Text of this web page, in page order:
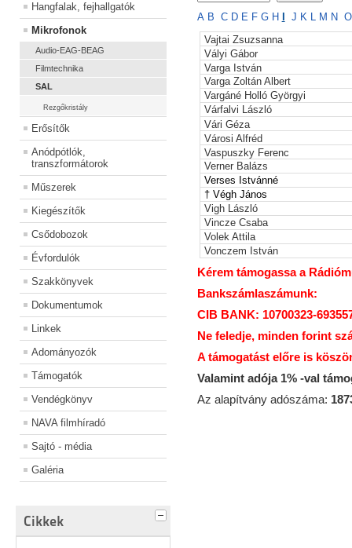
Hangfalak, fejhallgatók
Mikrofonok
Audio-EAG-BEAG
Filmtechnika
SAL
Rezgőkristály
Erősítők
Anódpótlók,
transzformátorok
Műszerek
Kiegészítők
Csődobozok
Évfordulók
Szakkönyvek
Dokumentumok
Linkek
Adományozók
Támogatók
Vendégkönyv
NAVA filmhíradó
Sajtó - média
Galéria
Cikkek
A B C D E F G H J K L M N O
Vajtai Zsuzsanna
Vályi Gábor
Varga István
Varga Zoltán Albert
Vargáné Holló Györgyi
Várfalvi László
Vári Géza
Városi Alfréd
Vaspuszky Ferenc
Verner Balázs
Verses Istvánné
† Végh János
Vigh László
Vincze Csaba
Volek Attila
Vonczem István
Kérem támogassa a
Bankszámlaszámunk:
CIB BANK: 10700323-
Ne feledje, minden forint
A támogatást előre is
Valamint adója 1% -val
Az alapítvány adószáma: